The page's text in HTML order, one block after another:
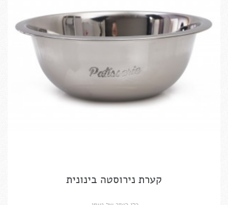
קערת נירוסטה בינונית